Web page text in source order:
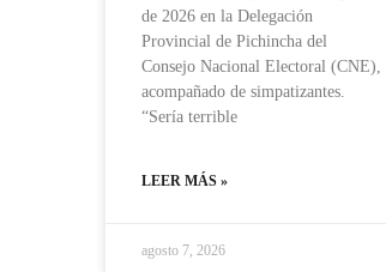
de 2026 en la Delegación
Provincial de Pichincha del
Consejo Nacional Electoral (CNE),
acompañado de simpatizantes.
“Sería terrible
LEER MÁS »
agosto 7, 2026